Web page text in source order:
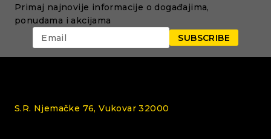
Primaj najnovije informacije o događajima,
ponudama i akcijama
S.R. Njemačke 76, Vukovar 32000